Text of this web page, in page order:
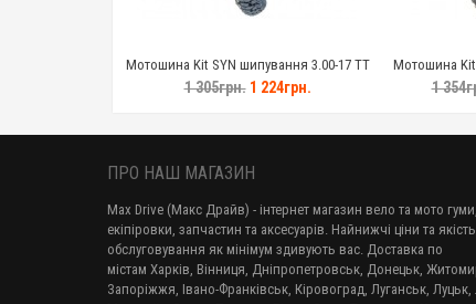
ПРО НАШ МАГАЗИН
Max Drive (Макс Драйв) - інтернет магазин вело та мото
екіпіровки, запчастин та аксесуарів. Найнижчі ціни та якість